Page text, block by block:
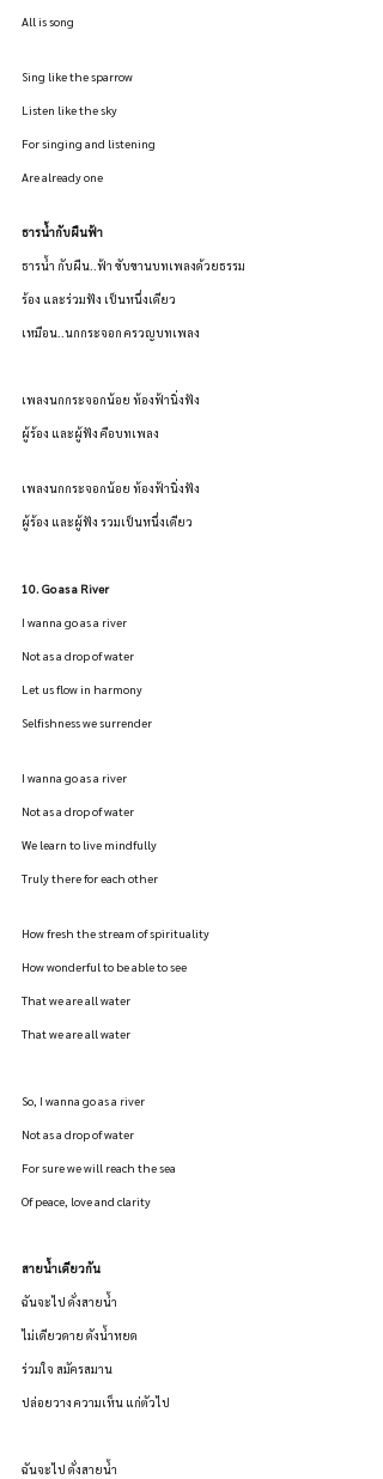
All is song
Sing like the sparrow
Listen like the sky
For singing and listening
Are already one
ธารน้ำกับผืนฟ้า
ธารน้ำ กับผืน..ฟ้า ขับขานบทเพลงด้วยธรรม
ร้อง และร่วมฟัง เป็นหนึ่งเดียว
เหมือน..นกกระจอก ครวญบทเพลง
เพลงนกกระจอกน้อย ท้องฟ้านิ่งฟัง
ผู้ร้อง และผู้ฟัง คือบทเพลง
เพลงนกกระจอกน้อย ท้องฟ้านิ่งฟัง
ผู้ร้อง และผู้ฟัง รวมเป็นหนึ่งเดียว
10. Go as a River
I wanna go as a river
Not as a drop of water
Let us flow in harmony
Selfishness we surrender
I wanna go as a river
Not as a drop of water
We learn to live mindfully
Truly there for each other
How fresh the stream of spirituality
How wonderful to be able to see
That we are all water
That we are all water
So, I wanna go as a river
Not as a drop of water
For sure we will reach the sea
Of peace, love and clarity
สายน้ำเดียวกัน
ฉันจะไป ดั่งสายน้ำ
ไม่เดียวดาย ดังน้ำหยด
ร่วมใจ สมัครสมาน
ปล่อยวาง ความเห็น แก่ตัวไป
ฉันจะไป ดั่งสายน้ำ